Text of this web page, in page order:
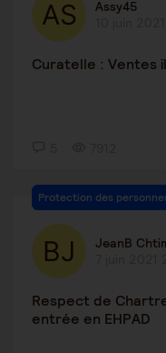
Assy45
Curatelle : Ventes
Protection des
JeanB
Respect de
entrée en EHPAD